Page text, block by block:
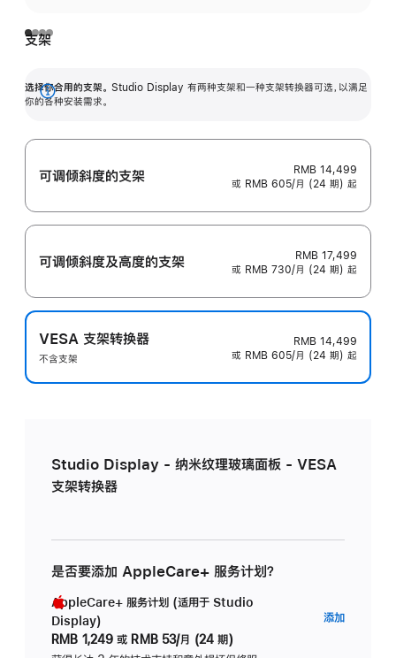
支架
选择你合用的支架。 Studio Display 有两种支架和一种支架转换器可选，以满足
你的各种安装需求。
展
可调倾斜度的支架
RMB 14,499
或 RMB 605/月 (24 期) 起
可调倾斜度及高‍度的支‍架
RMB 17,499
或 RMB 730/月 (24 期) 起
VESA 支架转换器
不含支架
RMB 14,499
或 RMB 605/月 (24 期) 起
Studio Display - 纳米纹理玻璃面板 - VESA
支架转换器
是否要添加 AppleCare+ 服务计划？
AppleCare+ 服务计划 (适用于 Studio
Display)
RMB 1,249 或 RMB 53/月 (24 期)
添加